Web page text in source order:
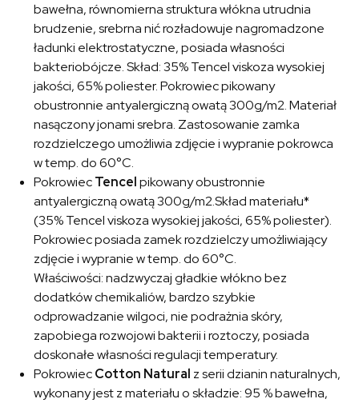
bawełna, równomierna struktura włókna utrudnia
brudzenie, srebrna nić rozładowuje nagromadzone
ładunki elektrostatyczne, posiada własności
bakteriobójcze. Skład: 35% Tencel viskoza wysokiej
jakości, 65% poliester. Pokrowiec pikowany
obustronnie antyalergiczną owatą 300g/m2. Materiał
nasączony jonami srebra. Zastosowanie zamka
rozdzielczego umożliwia zdjęcie i wypranie pokrowca
w temp. do 60°C.
PokrowiecTencelpikowany obustronnie
antyalergiczną owatą 300g/m2.Skład materiału*
(35% Tencel viskoza wysokiej jakości, 65% poliester).
Pokrowiec posiada zamek rozdzielczy umożliwiający
zdjęcie i wypranie w temp. do 60°C.
Właściwości: nadzwyczaj gładkie włókno bez
dodatków chemikaliów, bardzo szybkie
odprowadzanie wilgoci, nie podrażnia skóry,
zapobiega rozwojowi bakterii i roztoczy, posiada
doskonałe własności regulacji temperatury.
PokrowiecCotton Natural z serii dzianin naturalnych,
wykonany jest z materiału o składzie: 95 % bawełna,